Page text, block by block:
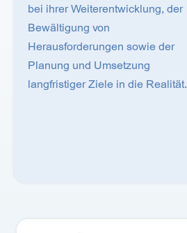
bei ihrer Weiterentwicklung, der
Bewältigung von
Herausforderungen sowie der
Planung und Umsetzung
langfristiger Ziele in die Realität.